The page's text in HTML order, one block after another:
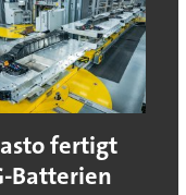
fertigt
Batterien